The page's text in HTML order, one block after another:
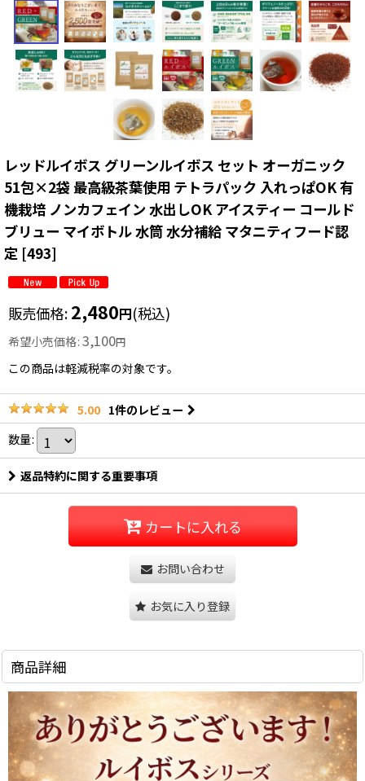
レッドルイボス グリーンルイボス セット オーガニック
51包×2袋 最高級茶葉使用 テトラパック 入れっぱOK 有
機栽培 ノンカフェイン 水出しOK アイスティー コールド
ブリュー マイボトル 水筒 水分補給 マタニティフード認
定 [493]
販売価格: 2,480円(税込)
希望小売価格: 3,100円
この商品は軽減税率の対象です。
5.00 1件のレビュー
数量:
返品特約に関する重要事項
カートに入れる
お問い合わせ
お気に入り登録
商品詳細